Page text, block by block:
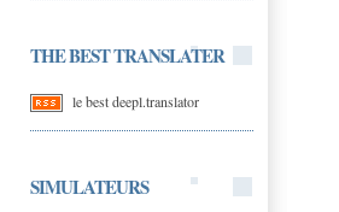
THE BEST TRANSLATER
le best deepl.translator
SIMULATEURS